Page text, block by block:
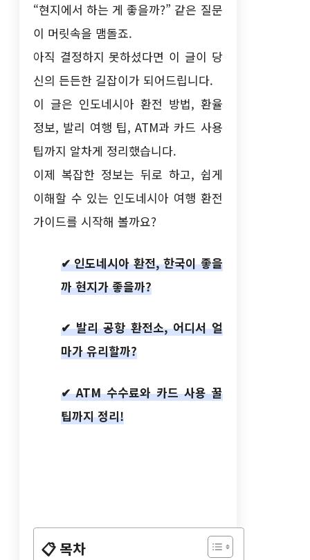
“현지에서 하는 게 좋을까?” 같은 질문
이 머릿속을 맴돌죠.
아직 결정하지 못하셨다면 이 글이 당
신의 든든한 길잡이가 되어드립니다.
이 글은 인도네시아 환전 방법, 환율
정보, 발리 여행 팁, ATM과 카드 사용
팁까지 알차게 정리했습니다.
이제 복잡한 정보는 뒤로 하고, 쉽게
이해할 수 있는 인도네시아 여행 환전
가이드를 시작해 볼까요?
✔ 인도네시아 환전, 한국이 좋을
까 현지가 좋을까?
✔ 발리 공항 환전소, 어디서 얼
마가 유리할까?
✔ ATM 수수료와 카드 사용 꿀
팁까지 정리!
📋 목차